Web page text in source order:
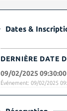
Dates &
DERNIÈRE DATE
09/02/2025 09:30:00
Événement: 09/02/2025